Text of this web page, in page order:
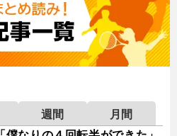
週間
月間